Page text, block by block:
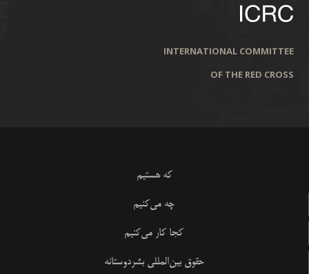
INTERNATIONAL COMMITTEE
OF THE RED CROSS
که هستیم
چه می‌کنیم
کجا کار می‌کنیم
حقوق بین‌المللی بشردوستانه